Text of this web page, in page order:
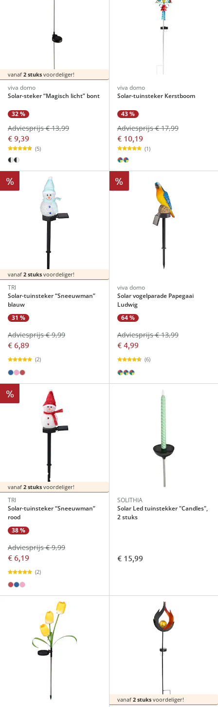
vanaf 2 stuks voordeliger!
viva domo
Solar-steker “Magisch licht” bont
32 %
€ 9,39
Adviesprijs € 13,99
(5)
viva domo
Solar-tuinsteker Kerstboom
43 %
€ 10,19
Adviesprijs € 17,99
(1)
%
vanaf 2 stuks voordeliger!
TRI
Solar-tuinsteker “Sneeuwman”
blauw
31 %
€ 6,89
Adviesprijs € 9,99
(2)
%
viva domo
Solar vogelparade Papegaai
Ludwig
64 %
€ 4,99
Adviesprijs € 13,99
(6)
%
vanaf 2 stuks voordeliger!
TRI
Solar-tuinsteker “Sneeuwman”
rood
38 %
€ 6,19
Adviesprijs € 9,99
(2)
SOLITHIA
Solar Led tuinstekker "Candles",
2 stuks
€ 15,99
vanaf 2 stuksvoordeliger!